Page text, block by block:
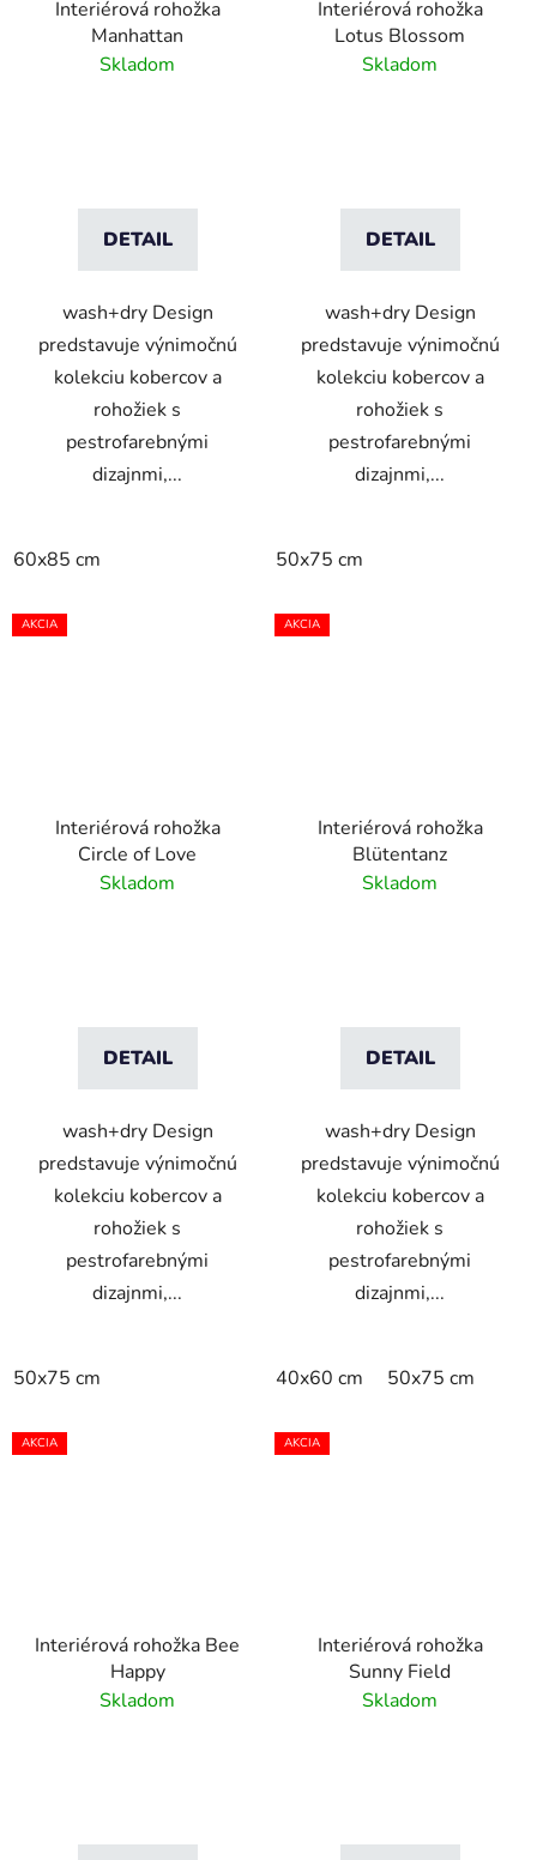
Interiérová rohožka
Manhattan
Skladom
DETAIL
wash+dry Design
predstavuje výnimočnú
kolekciu kobercov a
rohožiek s
pestrofarebnými
dizajnmi,...
60x85 cm
Interiérová rohožka
Lotus Blossom
Skladom
DETAIL
wash+dry Design
predstavuje výnimočnú
kolekciu kobercov a
rohožiek s
pestrofarebnými
dizajnmi,...
50x75 cm
AKCIA
Interiérová rohožka
Circle of Love
Skladom
DETAIL
wash+dry Design
predstavuje výnimočnú
kolekciu kobercov a
rohožiek s
pestrofarebnými
dizajnmi,...
50x75 cm
AKCIA
Interiérová rohožka
Blütentanz
Skladom
DETAIL
wash+dry Design
predstavuje výnimočnú
kolekciu kobercov a
rohožiek s
pestrofarebnými
dizajnmi,...
40x60 cm 50x75 cm
AKCIA
Interiérová rohožka Bee
Happy
Skladom
AKCIA
Interiérová rohožka
Sunny Field
Skladom